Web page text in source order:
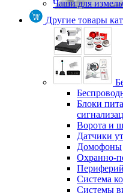
Чаши для
Другие товары
Блоки
Ворота и
Датчики
Домофоны
Охранно-
Система
Системы